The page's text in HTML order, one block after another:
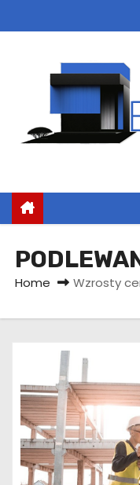
k
e
Home Wzrosty